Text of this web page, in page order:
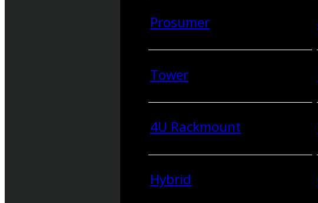
Prosumer
Tower
4U Rackmount
Hybrid